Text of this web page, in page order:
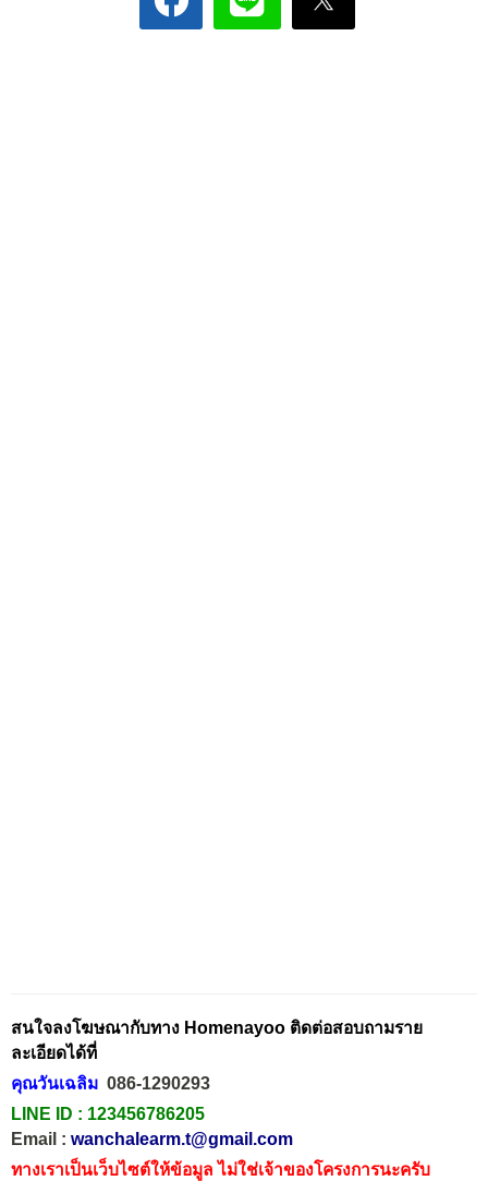
สนใจลงโฆษณากับทาง Homenayoo ติดต่อสอบถามราย
ละเอียดได้ที่
คุณวันเฉลิม 086-1290293
LINE ID : 123456786205
Email : wanchalearm.t@gmail.com
ทางเราเป็นเว็บไซต์ให้ข้อมูล ไม่ใช่เจ้าของโครงการนะครับ